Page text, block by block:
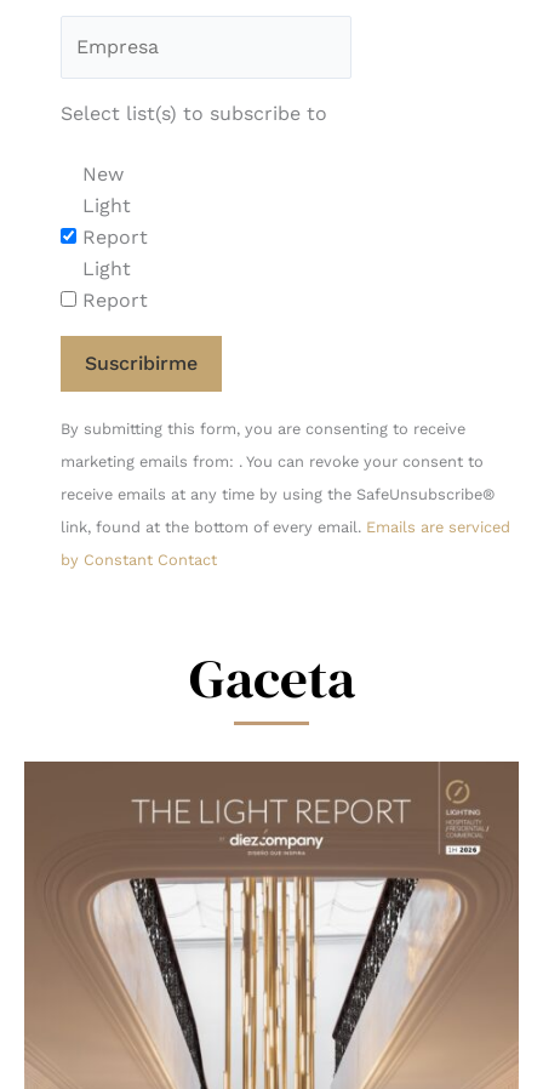
Select list(s) to subscribe to
New
Light
Report
Light
Report
Constant
Contact
Use.
Please
leave
By submitting this form, you are consenting to receive
marketing emails from: . You can revoke your consent to
receive emails at any time by using the SafeUnsubscribe®
link, found at the bottom of every email. Emails are serviced
by Constant Contact
Gaceta